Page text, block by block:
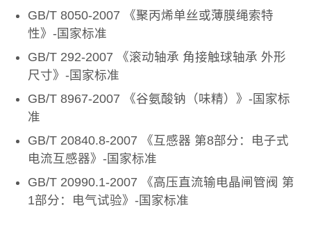
GB/T 8050-2007 《聚丙烯单丝或薄膜绳索特
性》-国家标准
GB/T 292-2007 《滚动轴承 角接触球轴承 外形
尺寸》-国家标准
GB/T 8967-2007 《谷氨酸钠（味精）》-国家标
准
GB/T 20840.8-2007 《互感器 第8部分：电子式
电流互感器》-国家标准
GB/T 20990.1-2007 《高压直流输电晶闸管阀 第
1部分：电气试验》-国家标准